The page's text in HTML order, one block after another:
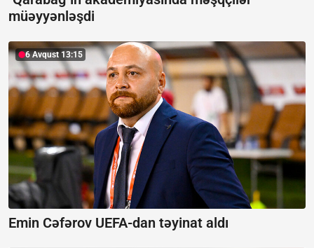
müəyyənləşdi
6 Avqust 13:15
Emin Cəfərov UEFA-dan təyinat aldı